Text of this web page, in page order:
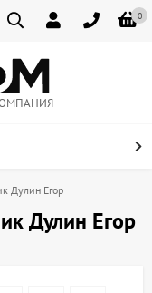
0
Дулин Егор
Дулин Егор